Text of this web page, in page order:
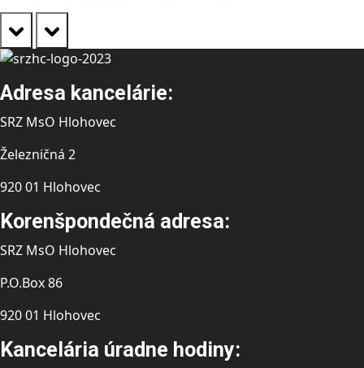
prev next
Adresa kancelárie:
SRZ MsO Hlohovec
Železničná 2
920 01 Hlohovec
Korenšpondečná adresa:
SRZ MsO Hlohovec
P.O.Box 86
920 01 Hlohovec
Kancelária úradne hodiny: